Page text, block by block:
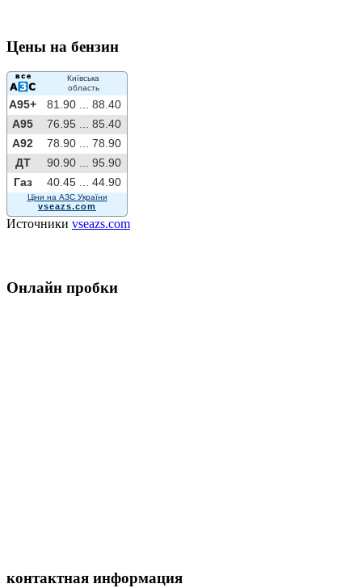
Цены на бензин
Київська
область
A95+ 81.90 ...
88.40
A95
76.95 ...
85.40
A92
78.90 ...
78.90
ДТ
90.90 ...
95.90
Газ
40.45 ... 44.90
Ціни на АЗС України
vseazs.com
Источники vseazs.com
Онлайн пробки
контактная информация